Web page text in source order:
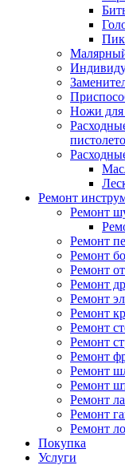
Ножи для
Ремонт
Ремонт
Ремонт
Ремонт
Ремонт
Ремонт
Ремонт
Ремонт
Ремонт
Ремонт
Ремонт
Ремонт
Ремонт
Ремонт
Ремонт
Ремонт
Покупка
Услуги